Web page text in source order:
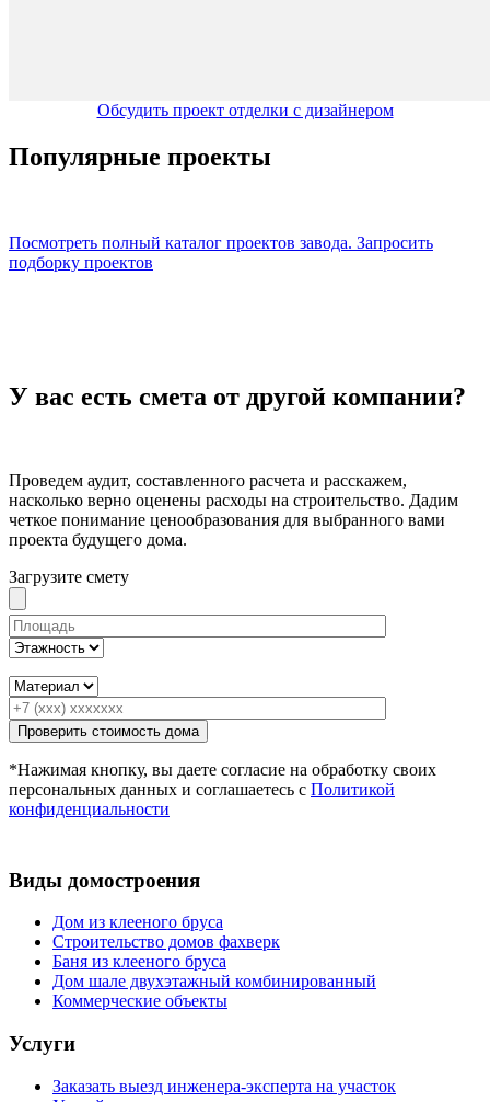
Обсудить проект отделки с дизайнером
Популярные проекты
Посмотреть полный каталог проектов завода. Запросить
подборку проектов
У вас есть смета от другой компании?
Проведем аудит, составленного расчета и расскажем,
насколько верно оценены расходы на строительство. Дадим
четкое понимание ценообразования для выбранного вами
проекта будущего дома.
Загрузите смету
*Нажимая кнопку, вы даете согласие на обработку своих
персональных данных и соглашаетесь с Политикой
конфиденциальности
Виды домостроения
Дом из клееного бруса
Строительство домов фахверк
Баня из клееного бруса
Дом шале двухэтажный комбинированный
Коммерческие объекты
Услуги
Заказать выезд инженера-эксперта на участок